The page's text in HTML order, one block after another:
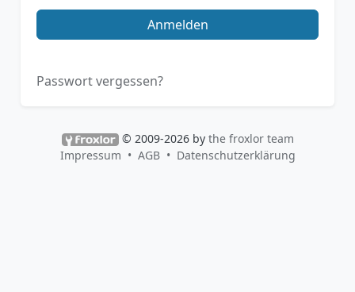
Anmelden
Passwort vergessen?
© 2009-2026 by the froxlor team
Impressum
AGB Datenschutzerklärung